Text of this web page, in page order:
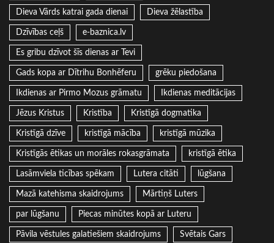
Dieva Vārds katrai gada dienai Dieva žēlastība
Dzīvības ceļš e-baznica.lv
Es gribu dzīvot šīs dienas ar Tevi
Gads kopa ar Dītrihu Bonhēferu grēku piedošana
Ikdienas ar Pirmo Mozus grāmatu Ikdienas meditācijas
Jēzus Kristus Kristība Kristīgā dogmatika
Kristīgā dzīve kristīgā mācība kristīgā mūzika
Kristīgās ētikas un morāles rokasgrāmata kristīgā ētika
Lasāmviela ticības spēkam Lutera citāti lūgšana
Mazā katehisma skaidrojums Mārtiņš Luters
par lūgšanu Piecas minūtes kopā ar Luteru
Pāvila vēstules galatiešiem skaidrojums Svētais Gars